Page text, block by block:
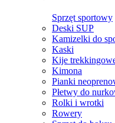
Sprzęt sportowy
Deski SUP
Kamizelki do
Kaski
Kije
Kimona
Pianki
Płetwy do
Rolki i wrotki
Rowery